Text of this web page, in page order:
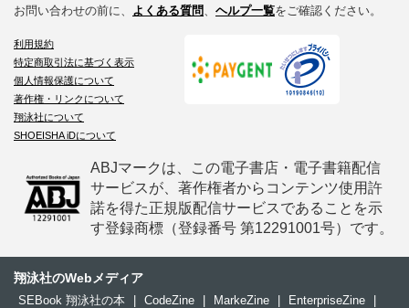
お問い合わせの前に、 よくある質問 ヘルプ一覧をご確認ください。
利用規約
特定商取引法に基づく表示
個人情報保護について
著作権・リンクについて
翔泳社について
SHOEISHA iDについて
ABJマークは、この電子書店・電子書籍配信
サービスが、著作権者からコンテンツ使用許
諾を得た正規版配信サービスであることを示
す登録商標（登録番号 第12291001号）です。
翔泳社のWebメディア
SEBook 翔泳社の本 | CodeZine | MarkeZine | EnterpriseZine |